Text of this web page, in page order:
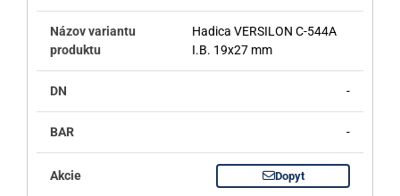
Hadica VERSILON C-544A
I.B. 19x27 mm
-
-
Dopyt